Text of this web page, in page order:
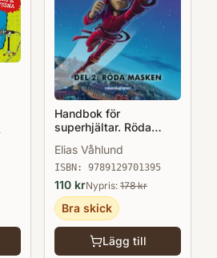
Handbok för
superhjältar. Röda
Elias Våhlund
ISBN: 9789129701395
110 krNypris: 178kr
Bra skick
Lägg till